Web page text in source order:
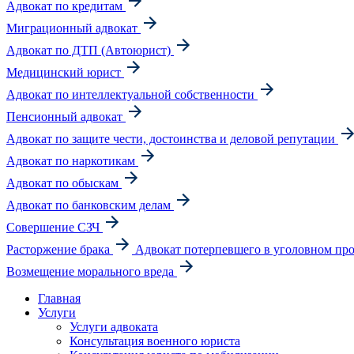
Адвокат по кредитам
Миграционный адвокат
Адвокат по ДТП (Автоюрист)
Медицинский юрист
Адвокат по интеллектуальной собственности
Пенсионный адвокат
Адвокат по защите чести, достоинства и деловой репутации
Адвокат по наркотикам
Адвокат по обыскам
Адвокат по банковским делам
Совершение СЗЧ
Расторжение брака
Адвокат потерпевшего в уголовном
Возмещение морального вреда
Главная
Услуги
Услуги адвоката
Консультация военного юриста